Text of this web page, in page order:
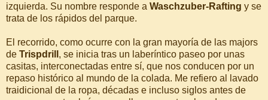
izquierda. Su nombre responde a Waschzuber-Rafting y se
trata de los rápidos del parque.
El recorrido, como ocurre con la gran mayoría de las majors
de Trispdrill , se inicia tras un laberíntico paseo por unas
casitas, interconectadas entre sí, que nos conducen por un
repaso histórico al mundo de la colada. Me refiero al lavado
traidicional de la ropa, décadas e incluso siglos antes de